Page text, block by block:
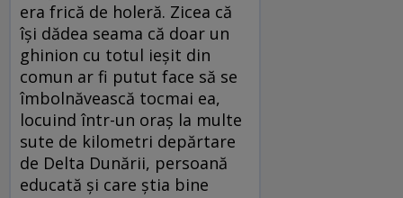
era frică de holeră. Zicea că
își dădea seama că doar un
ghinion cu totul ieșit din
comun ar fi putut face să se
îmbolnăvească tocmai ea,
locuind într-un oraș la multe
sute de kilometri depărtare
de Delta Dunării, persoană
educată și care știa bine